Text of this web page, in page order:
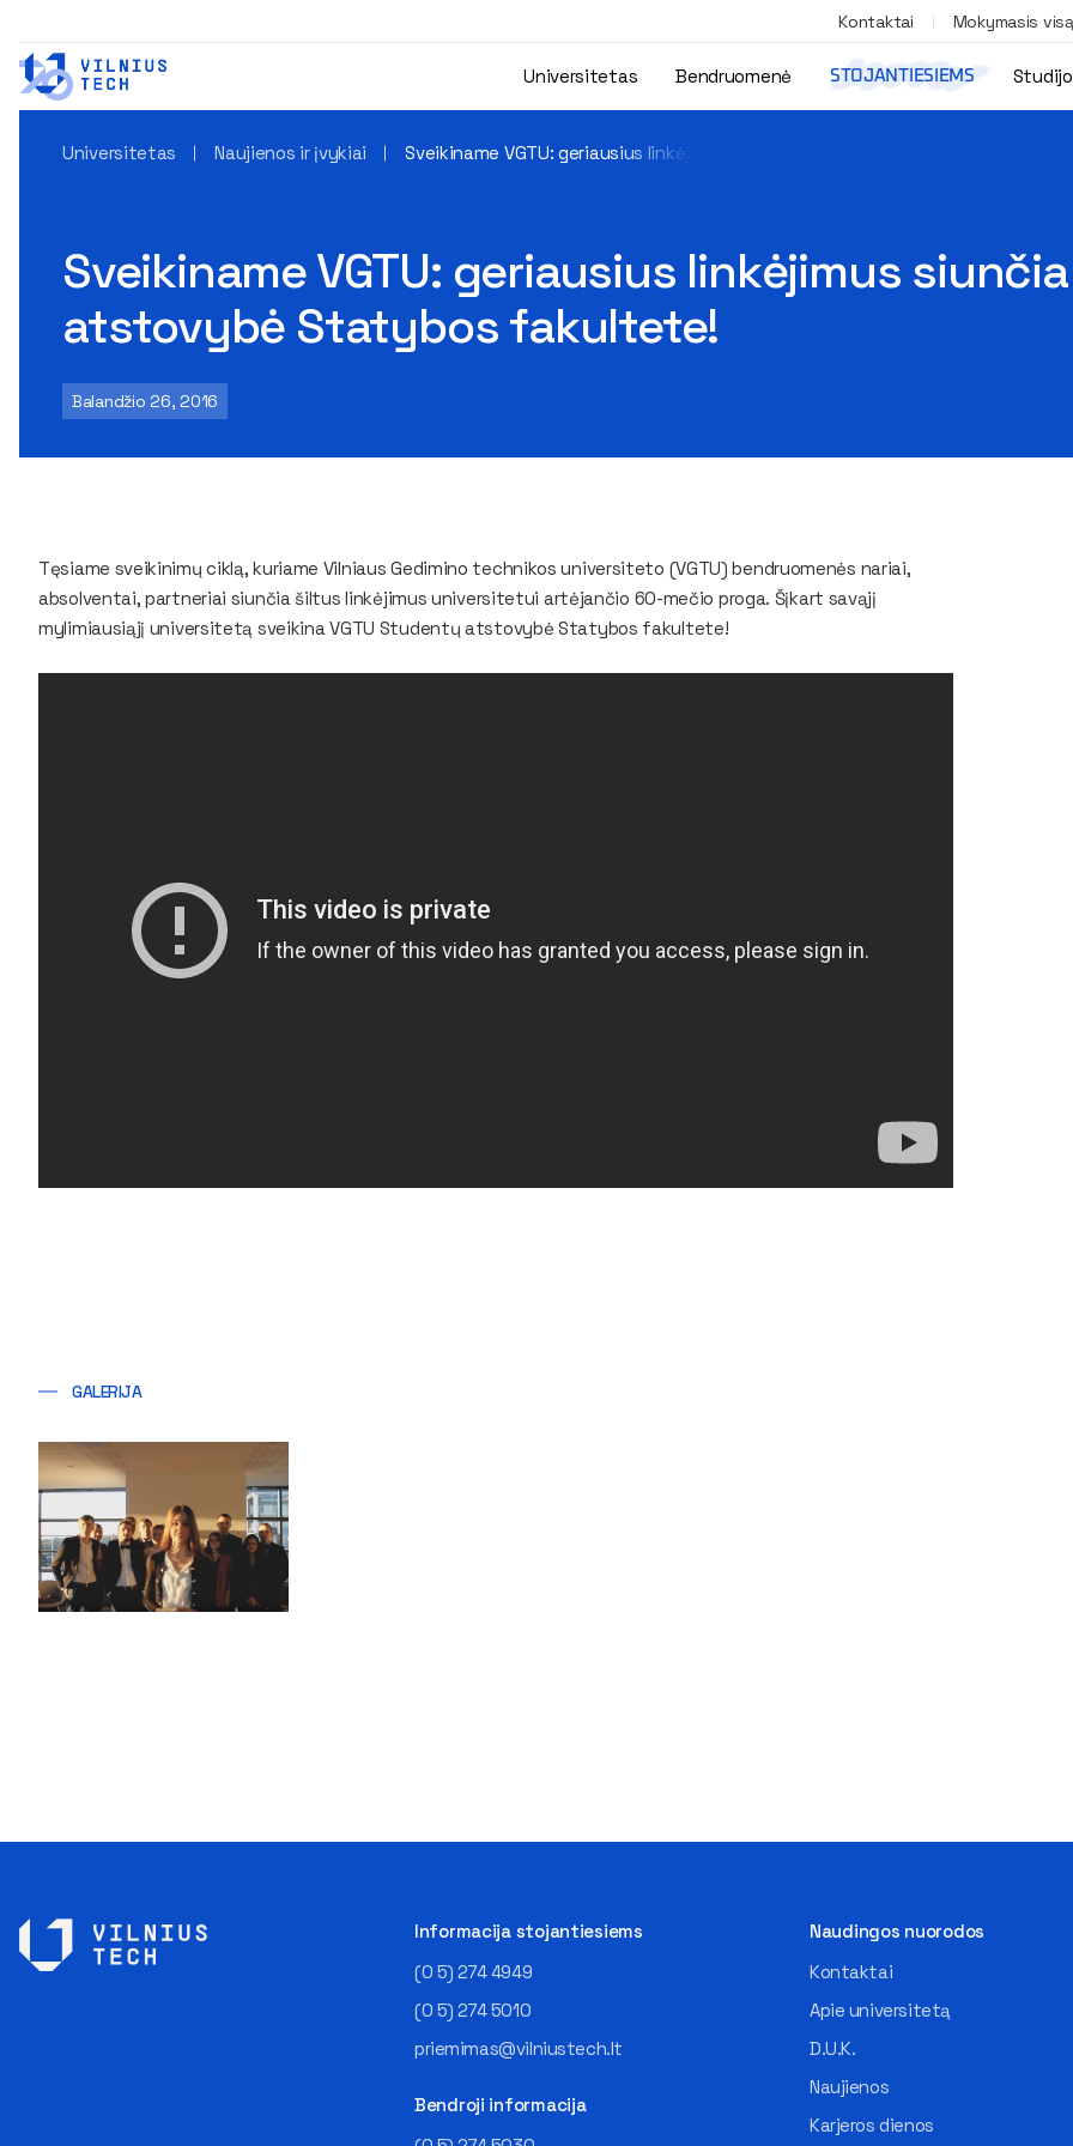
Kontaktai Mokymasis
Universitetas Bendruomenė STOJANTIESIEMS
Universitetas Naujienos ir įvykiai Sveikiname VGTU: geriausius linkėjimus siunčia VGTU Studentų atstovybė
Sveikiname VGTU: geriausius linkėjimus
atstovybė Statybos fakultete!
Balandžio 26, 2016
Tęsiame sveikinimų ciklą, kuriame Vilniaus Gedimino technikos universiteto (VGTU) bendruomenės nariai,
absolventai, partneriai siunčia šiltus linkėjimus universitetui artėjančio 60-mečio proga. Šįkart savąjį
mylimiausiąjį universitetą sveikina VGTU Studentų atstovybė Statybos fakultete!
GALERIJA
Informacija stojantiesiems
(0 5) 274 4949
(0 5) 274 5010
priemimas@vilniustech.lt
Bendroji informacija
Naudingos nuorodos
Kontaktai
Apie universitetą
D.U.K.
Naujienos
Karjeros dienos